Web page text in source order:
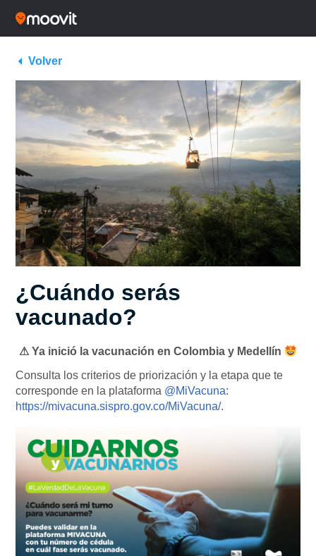
Volver
¿Cuándo serás
vacunado?
⚠ Ya inició la vacunación en Colombia y Medellín
Consulta los criterios de priorización y la etapa que te
corresponde en la plataforma @MiVacuna:
https://mivacuna.sispro.gov.co/MiVacuna/.